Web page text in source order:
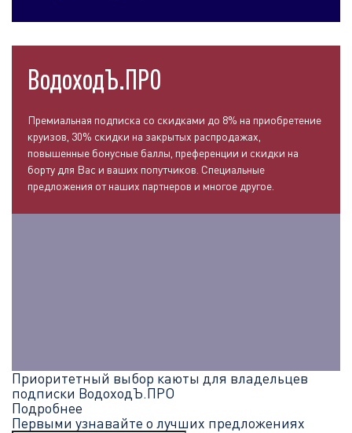
ВодоходЪ.ПРО
Премиальная подписка со скидками до 8% на приобретение
круизов, 30% скидки на закрытых распродажах,
повышенные бонусные баллы, преференции и скидки на
борту для Вас и ваших попутчиков. Специальные
предложения от наших партнеров и многое другое.
Приоритетный выбор каюты для владельцев
подписки ВодоходЪ.ПРО
Подробнее
Первыми узнавайте о лучших предложениях